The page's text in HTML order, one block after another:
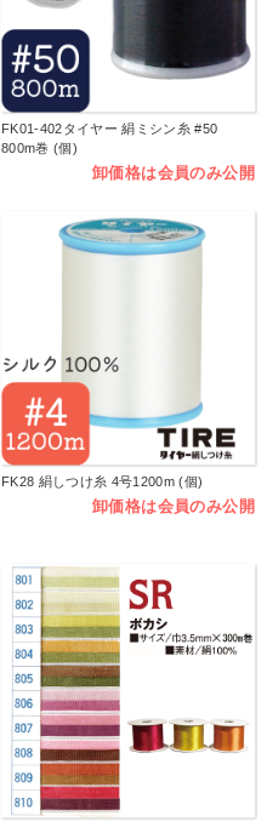
FK01-402タイヤー 絹ミシン糸 #50
800m巻 (個)
卸価格は会員のみ公開
FK28 絹しつけ糸 4号1200m (個)
卸価格は会員のみ公開